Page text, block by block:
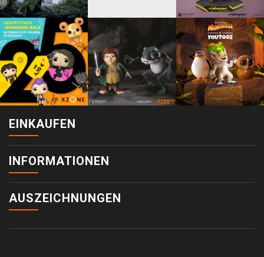
EINKAUFEN
INFORMATIONEN
AUSZEICHNUNGEN